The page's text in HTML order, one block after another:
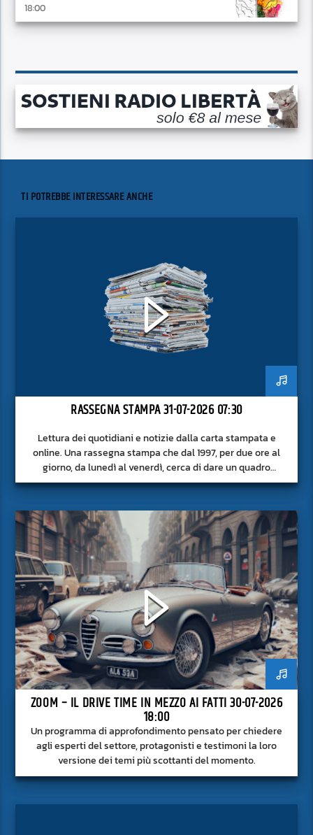
18:00
TI POTREBBE INTERESSARE ANCHE
RASSEGNA STAMPA 31-07-2026 07:30
Lettura dei quotidiani e notizie dalla carta stampata e
online. Una rassegna stampa che dal 1997, per due ore al
giorno, da lunedì al venerdì, cerca di dare un quadro
approfondito delle notizie del giorno, senza fermarsi alla
ZOOM – IL DRIVE TIME IN MEZZO AI FATTI 30-07-2026
18:00
Un programma di approfondimento pensato per chiedere
agli esperti del settore, protagonisti e testimoni la loro
versione dei temi più scottanti del momento.